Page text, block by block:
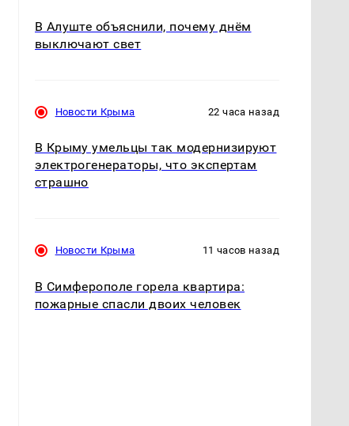
В Алуште объяснили, почему днём
выключают свет
Новости Крыма 22 часа назад
В Крыму умельцы так модернизируют
электрогенераторы, что экспертам
страшно
Новости Крыма 11 часов назад
В Симферополе горела квартира:
пожарные спасли двоих человек